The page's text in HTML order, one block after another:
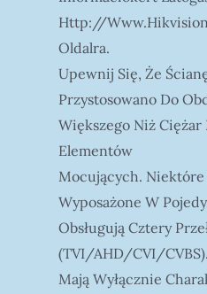
Http://
Oldalra.
Upewnij Się, Że
Przystosowano Do
Większego Niż Ciężar
Elementów
Mocujących. Niektóre
Wyposażone W
Obsługują Cztery
(TVI/AHD/CVI/
Mają Wyłącznie